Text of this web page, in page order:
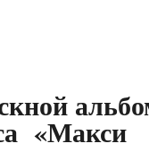
«Макси